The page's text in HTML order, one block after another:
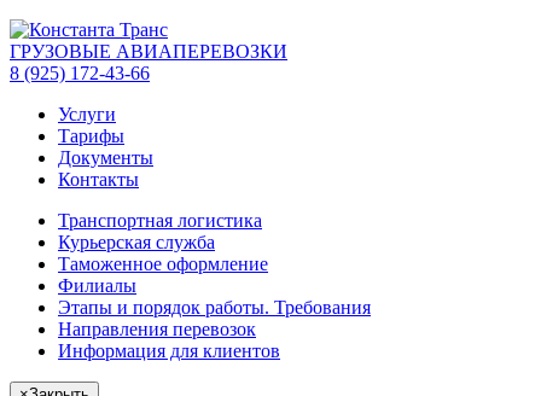
ГРУЗОВЫЕ АВИАПЕРЕВОЗКИ
8 (925) 172-43-66
Услуги
Тарифы
Документы
Контакты
Транспортная логистика
Курьерская служба
Таможенное оформление
Филиалы
Этапы и порядок работы. Требования
Направления перевозок
Информация для клиентов